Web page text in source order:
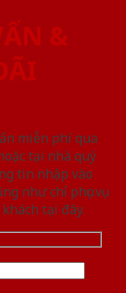
&
miễn phí qua
tại nhà quý
tin nhập vào
như chỉ phục vụ
tại đây.